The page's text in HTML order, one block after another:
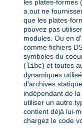
les plates-formes
a.out ne
que les plates-
pouvez pas
modules. Ou en
comme fichiers
symboles du
(libc) et toutes
dynamiques
d'archives
indépendant de
utiliser un autre
contient déjà lui-
chargez le code